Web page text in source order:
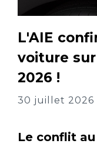
L'AIE
voiture
2026 !
30 juillet 2026
Le conflit